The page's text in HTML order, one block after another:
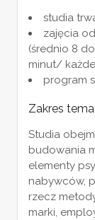
studia
zajęcia
(średnio 8
minut/
program
Zakres
Studia
budowania
elementy
nabywców,
rzecz
marki,